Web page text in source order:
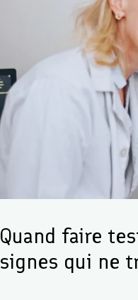
Quand faire
signes qui ne